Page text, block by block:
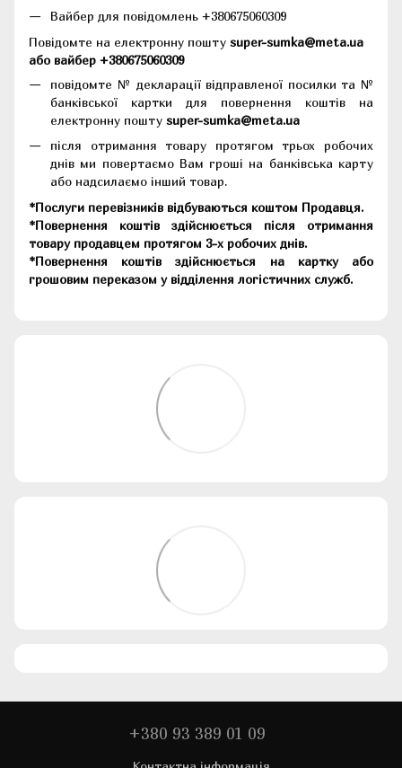
Вайбер для повідомлень +380675060309
Повідомте на електронну пошту super-sumka@meta.ua
або вайбер +380675060309
повідомте № декларації відправленої посилки та №
банківської картки для повернення коштів на
електронну пошту super-sumka@meta.ua
після отримання товару протягом трьох робочих
днів ми повертаємо Вам гроші на банківська карту
або надсилаємо інший товар.
*Послуги перевізників відбуваються коштом Продавця.
*Повернення коштів здійснюється після отримання
товару продавцем протягом 3-х робочих днів.
*Повернення коштів здійснюється на картку або
грошовим переказом у відділення логістичних служб.
+380 93 389 01 09